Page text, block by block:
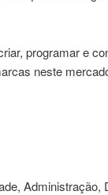
programar e
neste
Administração,